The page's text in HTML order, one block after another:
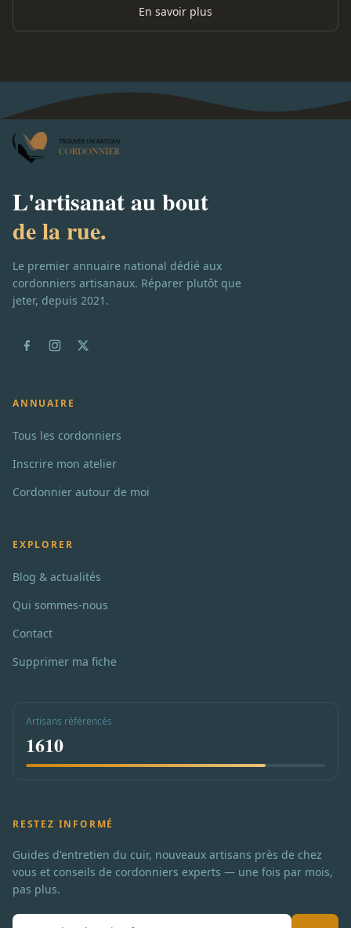
En savoir plus
L'artisanat au bout
de la rue.
Le premier annuaire national dédié aux
cordonniers artisanaux. Réparer plutôt que
jeter, depuis 2021.
ANNUAIRE
Tous les cordonniers
Inscrire mon atelier
Cordonnier autour de moi
EXPLORER
Blog & actualités
Qui sommes-nous
Contact
Supprimer ma fiche
Artisans référencés
1610
RESTEZ INFORMÉ
Guides d'entretien du cuir, nouveaux artisans près de chez
vous et conseils de cordonniers experts — une fois par mois,
pas plus.